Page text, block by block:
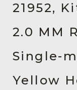
解决方案
产品
资源
关于我们
21952,
2.0 MM
Single-
Yellow